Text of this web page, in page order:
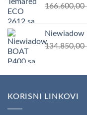
166.600,00
Niewiadow
134.850,00
KORISNI LINKOVI